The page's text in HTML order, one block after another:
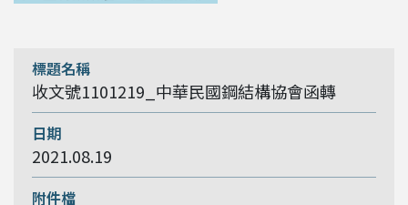
收文號1101219_中華民國鋼結構協會函轉
2021.08.19